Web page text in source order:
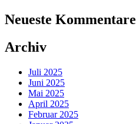
Neueste Kommentare
Archiv
Juli 2025
Juni 2025
Mai 2025
April 2025
Februar 2025